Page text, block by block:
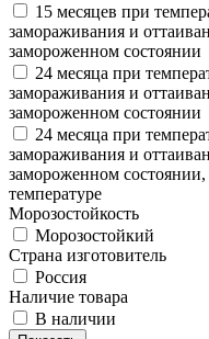
15 месяцев при
замораживания и
замороженном состоянии
24 месяца при
замораживания и
замороженном состоянии
24 месяца при
замораживания и
замороженном
температуре
Морозостойкость
Морозостойкий
Страна изготовитель
Россия
Наличие товара
В наличии